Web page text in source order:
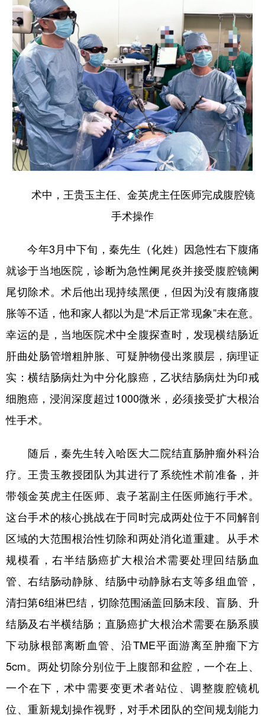
北京 山西
辽宁 吉林 上海 江苏
浙江 安徽 福建 江西
山东 河南 湖北 湖南
广东 广西 海南 重庆
四川 贵州 云南 西藏
陕西 甘肃 青海 宁夏
English Español Français عربى
Deutsch Português
术中，王贵玉主任、金英虎主任医师完成腹腔镜
手术操作
今年3月中下旬，秦先生（化姓）因急性右下腹痛
就诊于当地医院，诊断为急性阑尾炎并接受腹腔镜阑
尾切除术。术后他出现持续黑便，但因为没有腹痛腹
胀等不适，他和家人都以为是“术后正常现象”未在意。
幸运的是，当地医院术中全腹探查时，发现横结肠近
肝曲处肠管增粗肿胀、可疑肿物侵出浆膜层，病理证
实：横结肠病灶为中分化腺癌，乙状结肠病灶为印戒
细胞癌，浸润深度超过1000微米，必须接受扩大根治
性手术。
随后，秦先生转入哈医大二院结直肠肿瘤外科治
疗。王贵玉教授团队为其进行了系统性术前准备，并
带领金英虎主任医师、袁子茗副主任医师施行手术。
这台手术的核心挑战在于同时完成两处位于不同解剖
区域的大范围根治性切除和两处消化道重建。从手术
规模看，右半结肠癌扩大根治术需要处理回结肠血
管、右结肠动静脉、结肠中动静脉右支等多组血管，
清扫第6组淋巴结，切除范围涵盖回肠末段、盲肠、升
结肠及右半横结肠；直肠癌扩大根治术需要在肠系膜
下动脉根部离断血管、沿TME平面游离至肿瘤下方
5cm。两处切除分别位于上腹部和盆腔，一个在上、
一个在下，术中需要变更术者站位、调整腹腔镜机
位、重新规划操作视野，对手术团队的空间规划能力